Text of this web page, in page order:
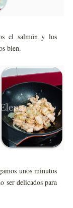
el salmón y los
bien.
unos minutos
ser delicados para